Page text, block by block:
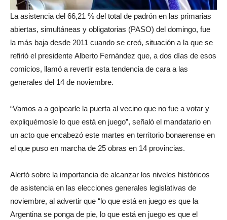
La asistencia del 66,21 % del total de padrón en las primarias
abiertas, simultáneas y obligatorias (PASO) del domingo, fue
la más baja desde 2011 cuando se creó, situación a la que se
refirió el presidente Alberto Fernández que, a dos días de esos
comicios, llamó a revertir esta tendencia de cara a las
generales del 14 de noviembre.
“Vamos a a golpearle la puerta al vecino que no fue a votar y
expliquémosle lo que está en juego”, señaló el mandatario en
un acto que encabezó este martes en territorio bonaerense en
el que puso en marcha de 25 obras en 14 provincias.
Alertó sobre la importancia de alcanzar los niveles históricos
de asistencia en las elecciones generales legislativas de
noviembre, al advertir que “lo que está en juego es que la
Argentina se ponga de pie, lo que está en juego es que el